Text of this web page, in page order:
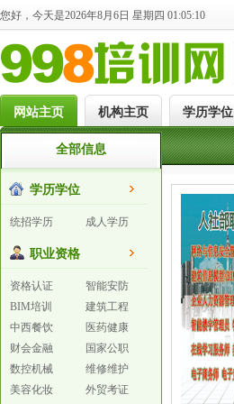
您好，今天是2026年8月6日 星期四 01:05:11
网站主页 机构主页 学历学位
全部信息
学历学位
统招学历 成人学历
职业资格
资格认证
智能安防
BIM培训
建筑工程
中西餐饮
医药健康
财会金融
国家公职
数控机械
维修维护
美容化妆
外贸考证